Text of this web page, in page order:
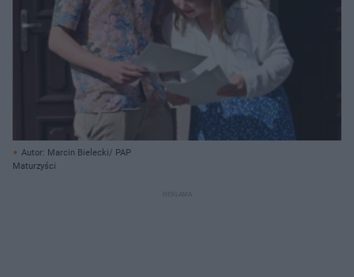
Autor: Marcin Bielecki/ PAP
Maturzyści